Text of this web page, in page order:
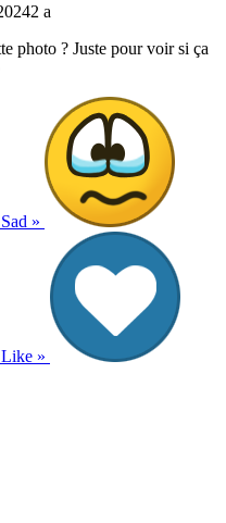
2 a
photo ? Juste pour voir si ça
»
»